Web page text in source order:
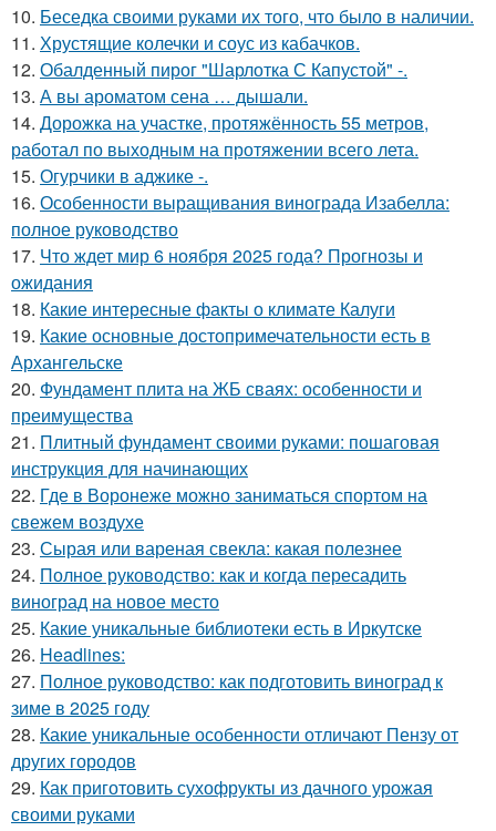
10. Беседка своими руками их того, что было в наличии.
11. Хрустящие колечки и соус из кабачков.
12. Обалденный пирог "Шарлотка С Капустой" -.
13. А вы ароматом сена … дышали.
14. Дорожка на участке, протяжённость 55 метров,
работал по выходным на протяжении всего лета.
15. Огурчики в аджике -.
16. Особенности выращивания винограда Изабелла:
полное руководство
17. Что ждет мир 6 ноября 2025 года? Прогнозы и
ожидания
18. Какие интересные факты о климате Калуги
19. Какие основные достопримечательности есть в
Архангельске
20. Фундамент плита на ЖБ сваях: особенности и
преимущества
21. Плитный фундамент своими руками: пошаговая
инструкция для начинающих
22. Где в Воронеже можно заниматься спортом на
свежем воздухе
23. Сырая или вареная свекла: какая полезнее
24. Полное руководство: как и когда пересадить
виноград на новое место
25. Какие уникальные библиотеки есть в Иркутске
26. Headlines:
27. Полное руководство: как подготовить виноград к
зиме в 2025 году
28. Какие уникальные особенности отличают Пензу от
других городов
29. Как приготовить сухофрукты из дачного урожая
своими руками